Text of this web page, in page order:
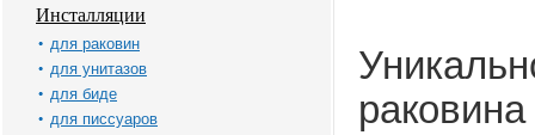
Инсталляции
для раковин
для унитазов
для биде
для писсуаров